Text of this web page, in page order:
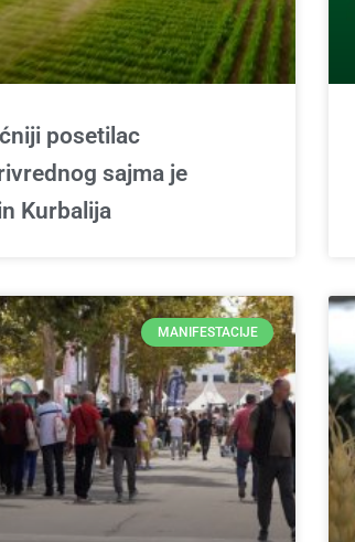
posetilac
sajma je
Kurbalija
MANIFESTACIJE